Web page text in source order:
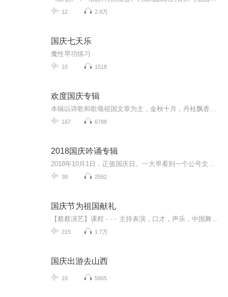
12 2.9万
国庆七天乐
魔性早功练习
10 1518
欢度国庆专辑
167 6788
2018国庆吟诵专辑
38 2592
国庆节为祖国献礼
215 1.7万
国庆出游去山西
10 5805